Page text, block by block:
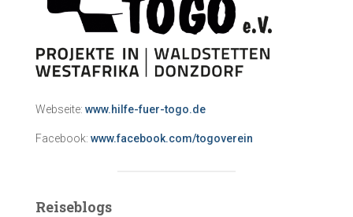
Webseite: www.hilfe-fuer-togo.de
Facebook: www.facebook.com/togoverein
Reiseblogs